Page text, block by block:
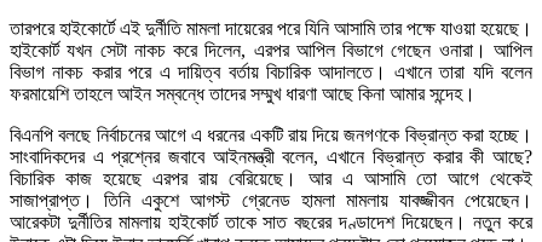
তারপরে হাইকোর্টে এই দুর্নীতি মামলা দায়েরের পরে যিনি আসামি তার পক্ষে যাওয়া হয়েছে।
হাইকোর্ট যখন সেটা নাকচ করে দিলেন, এরপর আপিল বিভাগে গেছেন ওনারা। আপিল
বিভাগ নাকচ করার পরে এ দায়িত্ব বর্তায় বিচারিক আদালতে। এখানে তারা যদি বলেন
ফরমায়েশি তাহলে আইন সম্বন্ধে তাদের সম্মুখ ধারণা আছে কিনা আমার সন্দেহ।
বিএনপি বলছে নির্বাচনের আগে এ ধরনের একটি রায় দিয়ে জনগণকে বিভ্রান্ত করা হচ্ছে।
সাংবাদিকদের এ প্রশ্নের জবাবে আইনমন্ত্রী বলেন, এখানে বিভ্রান্ত করার কী আছে?
বিচারিক কাজ হয়েছে এরপর রায় বেরিয়েছে। আর এ আসামি তো আগে থেকেই
সাজাপ্রাপ্ত। তিনি একুশে আগস্ট গ্রেনেড হামলা মামলায় যাবজ্জীবন পেয়েছেন।
আরেকটা দুর্নীতির মামলায় হাইকোর্ট তাকে সাত বছরের দণ্ডাদেশ দিয়েছেন। নতুন করে